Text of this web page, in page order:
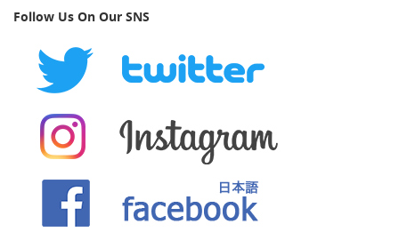
Follow Us On Our SNS